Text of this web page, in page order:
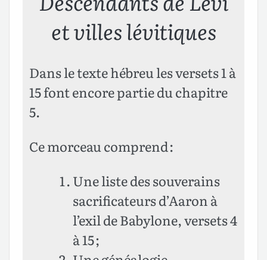
et villes lévitiques
Dans le texte hébreu les versets 1 à
15 font encore partie du chapitre
5.
Ce morceau comprend :
Une liste des souverains
sacrificateurs d’Aaron à
l’exil de Babylone, versets 4
à 15 ;